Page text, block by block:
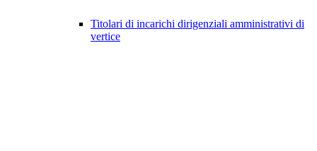
Titolari di incarichi dirigenziali amministrativi di
vertice